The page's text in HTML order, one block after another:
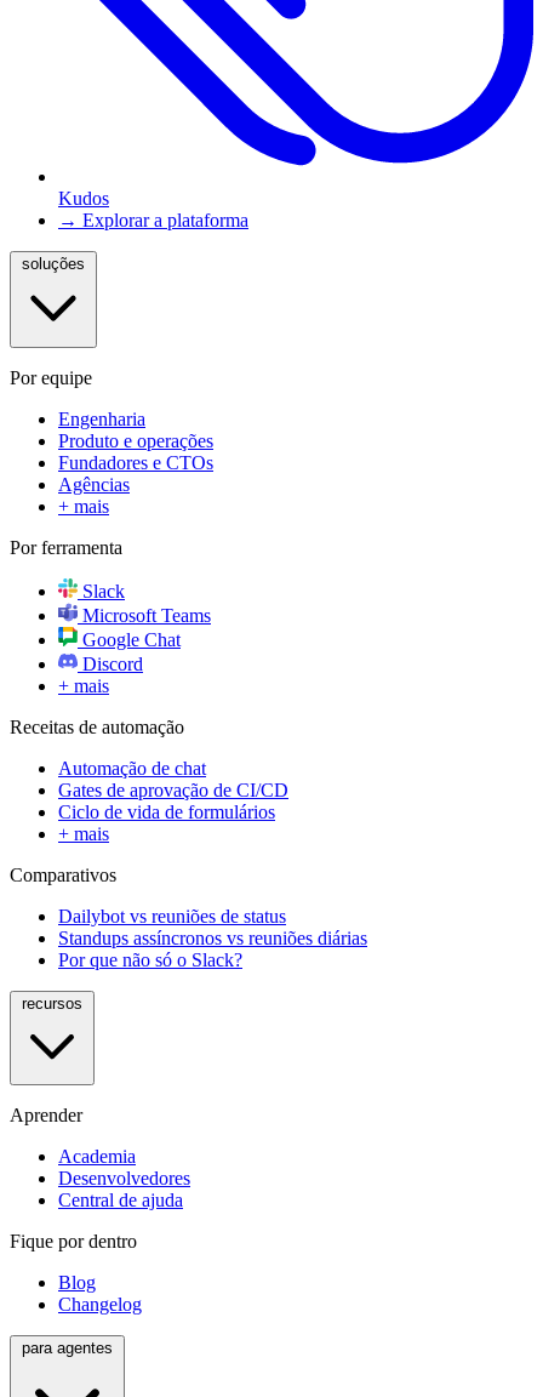
Kudos
→ Explorar a plataforma
Por equipe
Engenharia
Produto e operações
Fundadores e CTOs
Agências
+ mais
Por ferramenta
Slack
Microsoft Teams
Google Chat
Discord
+ mais
Receitas de automação
Automação de chat
Gates de aprovação de CI/CD
Ciclo de vida de formulários
+ mais
Comparativos
Dailybot vs reuniões de status
Standups assíncronos vs reuniões diárias
Por que não só o Slack?
Aprender
Academia
Desenvolvedores
Central de ajuda
Fique por dentro
Blog
Changelog